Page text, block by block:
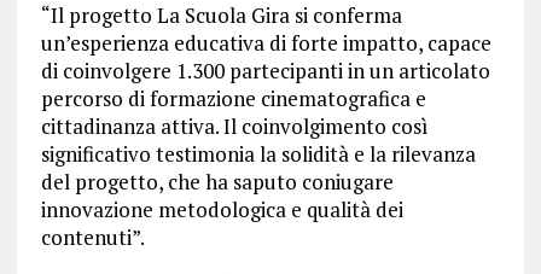
“Il progetto La Scuola Gira si conferma
un’esperienza educativa di forte impatto, capace
di coinvolgere 1.300 partecipanti in un articolato
percorso di formazione cinematografica e
cittadinanza attiva. Il coinvolgimento così
significativo testimonia la solidità e la rilevanza
del progetto, che ha saputo coniugare
innovazione metodologica e qualità dei
contenuti”.